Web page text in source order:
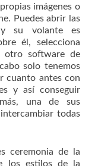
imágenes o
Puedes abrir las
su volante es
él, selecciona
otro software de
solo tenemos
cuanto antes con
y así conseguir
una de sus
todas
ceremonia de la
los estilos de la